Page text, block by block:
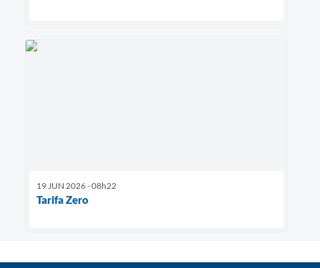
19 JUN 2026 - 08h22
Tarifa Zero